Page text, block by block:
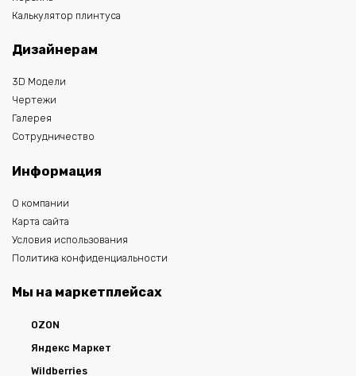
Калькулятор плинтуса
Дизайнерам
3D Модели
Чертежи
Галерея
Сотрудничество
Информация
О компании
Карта сайта
Условия использования
Политика конфиденциальности
Мы на маркетплейсах
OZON
Яндекс Маркет
Wildberries